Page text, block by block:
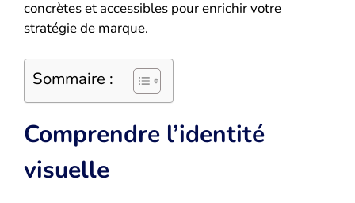
concrètes et accessibles pour enrichir votre
stratégie de marque.
Sommaire :
Comprendre l’identité
visuelle